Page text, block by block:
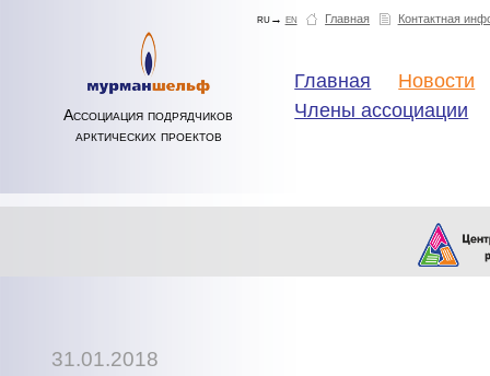
Ассоциация подрядчиков
арктических проектов
Контактная
Главная
ru→ en
Главная
Новости
Члены ассоциации
31.01.2018